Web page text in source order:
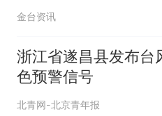
金台资讯
浙江省遂昌县发布台
色预警信号
北青网-北京青年报